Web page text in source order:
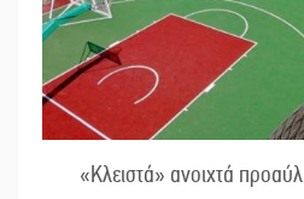
«Κλειστά» ανοιχτά